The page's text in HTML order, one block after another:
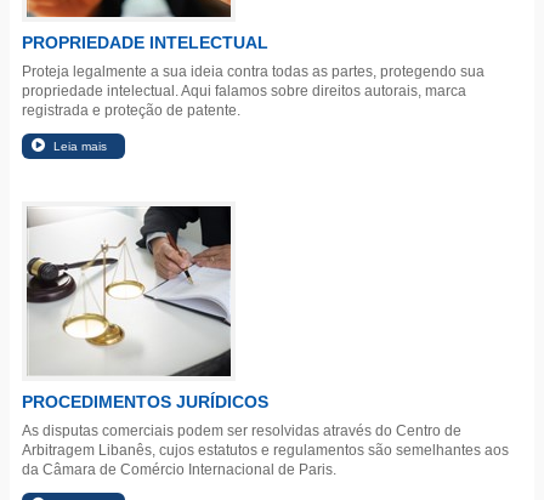
PROPRIEDADE INTELECTUAL
Proteja legalmente a sua ideia contra todas as partes, protegendo sua
propriedade intelectual. Aqui falamos sobre direitos autorais, marca
registrada e proteção de patente.
PROCEDIMENTOS JURÍDICOS
As disputas comerciais podem ser resolvidas através do Centro de
Arbitragem Libanês, cujos estatutos e regulamentos são semelhantes aos
da Câmara de Comércio Internacional de Paris.